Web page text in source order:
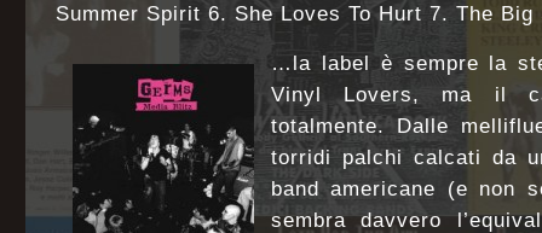
Summer Spirit 6. She Loves To Hurt 7. The
…la label è sempre la
Vinyl Lovers, ma il
totalmente. Dalle
torridi palchi calcati da
band americane (e non
sembra davvero